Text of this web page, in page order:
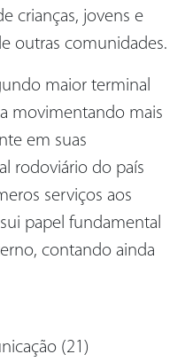
crianças, jovens e
outras comunidades.
maior terminal
movimentando mais
em suas
rodoviário do país
serviços aos
papel fundamental
contando ainda
(21)